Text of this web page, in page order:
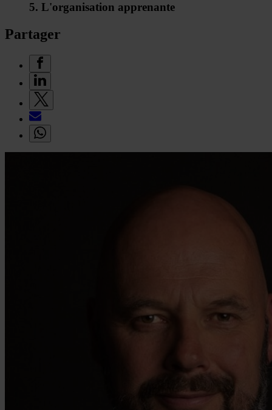
5. L'organisation apprenante
Partager